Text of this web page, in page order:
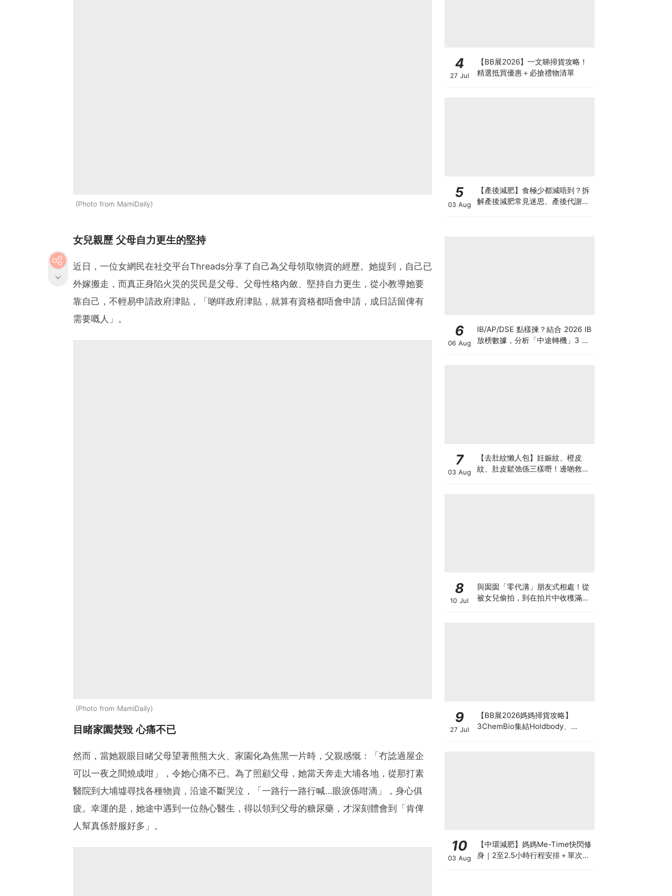
Photo from MamiDaily
女兒親歷 父母自力更生的堅持
近日，一位女網民在社交平台Threads分享了自己為父母領取物資的經歷。她提到，自己已
外嫁搬走，而真正身陷火災的災民是父母。父母性格內斂、堅持自力更生，從小教導她要
靠自己，不輕易申請政府津貼，「啲咩政府津貼，就算有資格都唔會申請，成日話留俾有
需要嘅人」。
Photo from MamiDaily
目睹家園焚毀 心痛不已
然而，當她親眼目睹父母望著熊熊大火、家園化為焦黑一片時，父親感慨：「冇諗過屋企
可以一夜之間燒成咁」，令她心痛不已。為了照顧父母，她當天奔走大埔各地，從那打素
醫院到大埔墟尋找各種物資，沿途不斷哭泣，「一路行一路行喊…眼淚係咁滴」，身心俱
疲。幸運的是，她途中遇到一位熱心醫生，得以領到父母的糖尿藥，才深刻體會到「肯俾
人幫真係舒服好多」。
4
27 Jul
【BB展2026】一文睇掃貨攻略！
精選抵買優惠＋必搶禮物清單
5
03 Aug
【產後減肥】食極少都減唔到？拆
解產後減肥常見迷思、產後代謝、
6
06 Aug
IB/AP/DSE 點樣揀？結合 2026 IB
放榜數據，分析「中途轉機」3 大
7
03 Aug
【去肚紋懶人包】妊娠紋、橙皮
紋、肚皮鬆弛係三樣嘢！邊啲救得
8
10 Jul
與囡囡「零代溝」朋友式相處！從
被女兒偷拍，到在拍片中收穫滿足
9
27 Jul
【BB展2026媽媽掃貨攻略】
3ChemBio集結Holdbody、
10
03 Aug
【中環減肥】媽媽Me-Time快閃修
身｜2至2.5小時行程安排＋單次收